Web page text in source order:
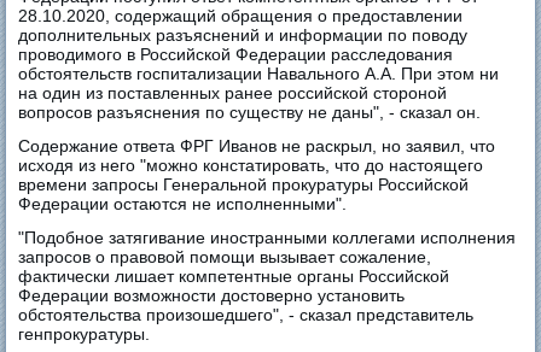
28.10.2020, содержащий обращения о предоставлении
дополнительных разъяснений и информации по поводу
проводимого в Российской Федерации расследования
обстоятельств госпитализации Навального А.А. При этом ни
на один из поставленных ранее российской стороной
вопросов разъяснения по существу не даны", - сказал он.
Содержание ответа ФРГ Иванов не раскрыл, но заявил, что
исходя из него "можно констатировать, что до настоящего
времени запросы Генеральной прокуратуры Российской
Федерации остаются не исполненными".
"Подобное затягивание иностранными коллегами исполнения
запросов о правовой помощи вызывает сожаление,
фактически лишает компетентные органы Российской
Федерации возможности достоверно установить
обстоятельства произошедшего", - сказал представитель
генпрокуратуры.